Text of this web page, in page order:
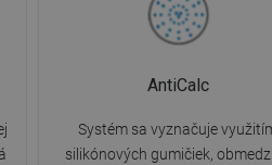
AntiCalc
Systém sa vyznačuje
silikónových gumičiek,